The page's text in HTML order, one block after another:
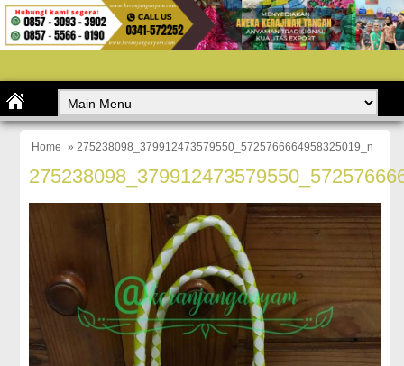
Home » 275238098_379912473579550_5725766664958325019_n